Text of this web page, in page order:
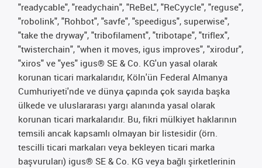
"readycable", "readychain", "ReBeL", "ReCyycle", "reguse",
"robolink", "Rohbot", "savfe", "speedigus", superwise",
"take the dryway", "tribofilament", "tribotape", "triflex",
"twisterchain", "when it moves, igus improves", "xirodur",
"xiros" ve "yes" igus® SE & Co. KG'un yasal olarak
korunan ticari markalarıdır, Köln'ün Federal Almanya
Cumhuriyeti'nde ve dünya çapında çok sayıda başka
ülkede ve uluslararası yargı alanında yasal olarak
korunan ticari markalarıdır. Bu, fikri mülkiyet haklarının
temsili ancak kapsamlı olmayan bir listesidir (örn.
tescilli ticari markaları veya bekleyen ticari marka
başvuruları) igus® SE & Co. KG veya bağlı şirketlerinin